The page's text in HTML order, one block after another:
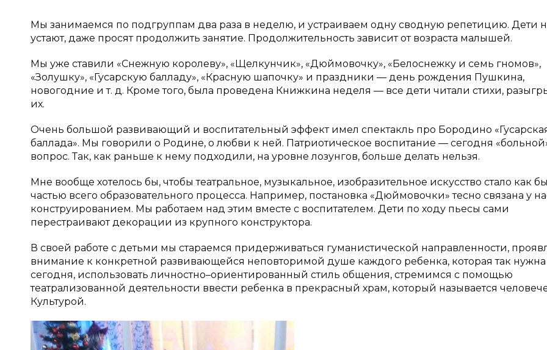
Мы занимаемся по подгруппам два раза в неделю, и устраиваем одну сводную репетицию. Дети
устают, даже просят продолжить занятие. Продолжительность зависит от возраста малышей.
Мы уже ставили «Снежную королеву», «Щелкунчик», «Дюймовочку», «Белоснежку и семь гномов»,
«Золушку», «Гусарскую балладу», «Красную шапочку» и праздники — день рождения Пушкина,
новогодние и т. д. Кроме того, была проведена Книжкина неделя — все дети читали стихи,
их.
Очень большой развивающий и воспитательный эффект имел спектакль про Бородино
баллада». Мы говорили о Родине, о любви к ней. Патриотическое воспитание — сегодня
вопрос. Так, как раньше к нему подходили, на уровне лозунгов, больше делать нельзя.
Мне вообще хотелось бы, чтобы театральное, музыкальное, изобразительное искусство стало как бы
частью всего образовательного процесса. Например, постановка «Дюймовочки» тесно связана у
конструированием. Мы работаем над этим вместе с воспитателем. Дети по ходу пьесы сами
перестраивают декорации из крупного конструктора.
В своей работе с детьми мы стараемся придерживаться гуманистической направленности,
внимание к конкретной развивающейся неповторимой душе каждого ребенка, которая так нужна
сегодня, использовать личностно–ориентированный стиль общения, стремимся с помощью
театрализованной деятельности ввести ребенка в прекрасный храм, который называется
Культурой.